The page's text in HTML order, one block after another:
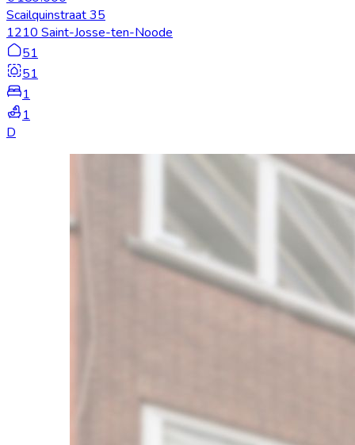
Scailquinstraat 35
1210 Saint-Josse-ten-Noode
51
51
1
1
D